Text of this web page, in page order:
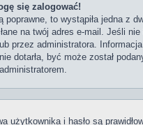
się zalogować!
to wystąpiła jedna
na twój adres e-mail. Jeśli
przez administratora.
dotarła, być może został
użytkownika i hasło są